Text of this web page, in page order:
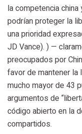
la competencia
podrían proteger la
una prioridad
JD Vance). ) —
preocupados por
favor de mantener la
mucho mayor de 43
argumentos de
código abierto en la
compartidos.